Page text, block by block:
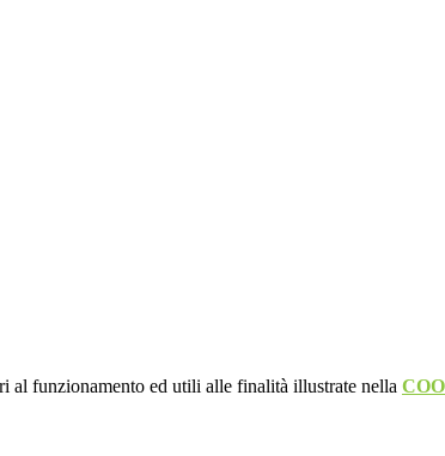
al funzionamento ed utili alle finalità illustrate nella